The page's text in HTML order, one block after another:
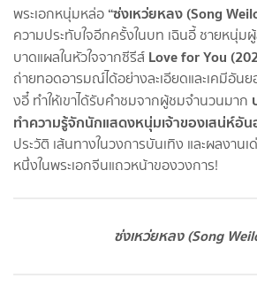
พระเอกหนุ่มหล่อ “ซ่งเหว่ยหลง (Song
ความประทับใจอีกครั้งในบท เฉินอี้ ชายหนุ่ม
บาดแผลในหัวใจจากซีรีส์ Love for You
ถ่ายทอดอารมณ์ได้อย่างละเอียดและเคมีอัน
งอี๋ ทำให้เขาได้รับคำชมจากผู้ชมจำนวนมาก
ทำความรู้จักนักแสดงหนุ่มเจ้าของเสน่ห์อั
ประวัติ เส้นทางในวงการบันเทิง และผลงานเ
หนึ่งในพระเอกจีนแถวหน้าของวงการ!
ซ่งเหว่ยหลง (Song